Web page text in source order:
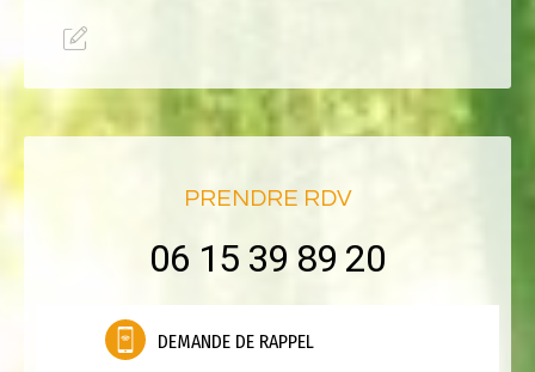
PRENDRE RDV
06 15 39 89 20
DEMANDE DE RAPPEL